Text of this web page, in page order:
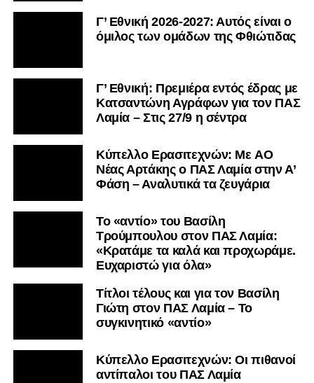
Γ’ Εθνική 2026-2027: Αυτός είναι ο
όμιλος των ομάδων της Φθιώτιδας
Γ’ Εθνική: Πρεμιέρα εντός έδρας με
Κατσαντώνη Αγράφων για τον ΠΑΣ
Λαμία – Στις 27/9 η σέντρα
Kύπελλο Ερασιτεχνών: Με AO
Nέας Αρτάκης ο ΠΑΣ Λαμία στην Α’
Φάση – Αναλυτικά τα ζευγάρια
Το «αντίο» του Βασίλη
Τρούμπουλου στον ΠΑΣ Λαμία:
«Κρατάμε τα καλά και προχωράμε.
Ευχαριστώ για όλα»
Τίτλοι τέλους και για τον Βασίλη
Γιώτη στον ΠΑΣ Λαμία – Το
συγκινητικό «αντίο»
Κύπελλο Ερασιτεχνών: Οι πιθανοί
αντίπαλοι του ΠΑΣ Λαμία